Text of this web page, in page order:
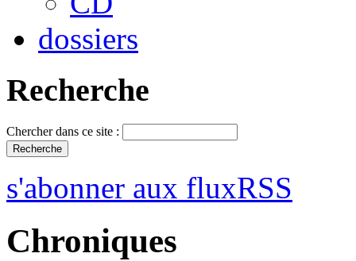
dossiers
Recherche
Chercher dans ce site :
s'abonner aux fluxRSS
Chroniques